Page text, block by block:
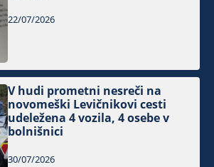
22/07/2026
V hudi prometni nesreči na
novomeški Levičnikovi cesti
udeležena 4 vozila, 4 osebe v
bolnišnici
30/07/2026